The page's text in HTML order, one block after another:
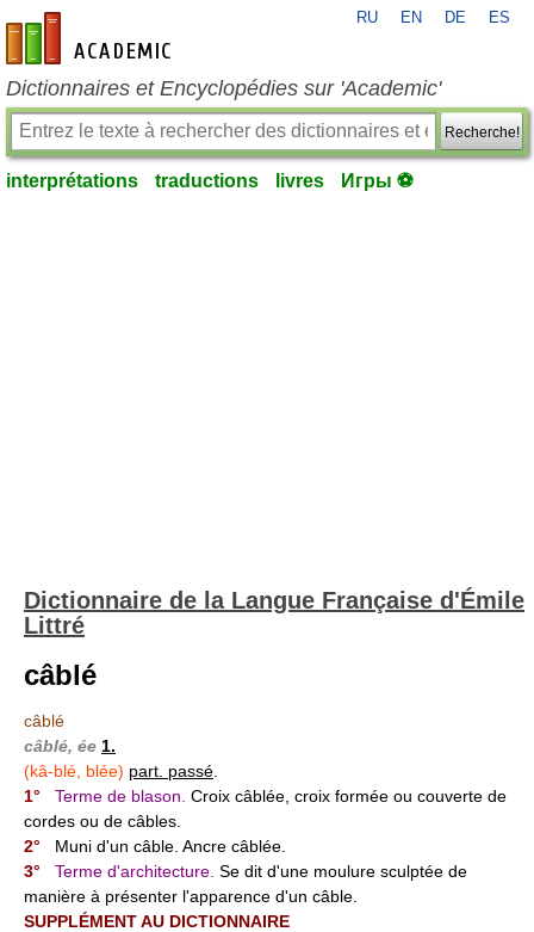
fr-academic.com
RU EN DE ES
Dictionnaires et Encyclopédies sur 'Academic'
Recherche!
interprétations traductions livres Игры ⚽
Dictionnaire de la Langue Française d'Émile
Littré
câblé
câblé
câblé, ée 1.
(kâ-blé, blée) part. passé
1°
Terme de blason. Croix câblée, croix formée ou couverte de
cordes ou de câbles.
2° Muni d'un câble. Ancre câblée.
3°
Terme d'architecture. Se dit d'une moulure sculptée de
manière à présenter l'apparence d'un câble.
SUPPLÉMENT AU DICTIONNAIRE